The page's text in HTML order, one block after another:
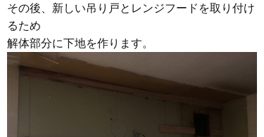
その後、新しい吊り戸とレンジフードを取り付け
るため
解体部分に下地を作ります。